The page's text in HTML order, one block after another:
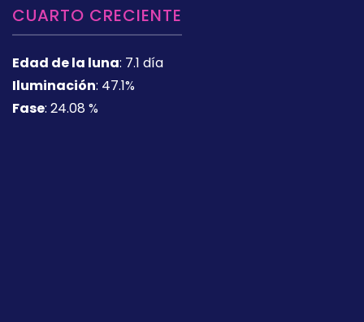
CUARTO CRECIENTE
Edad de la luna: 7.1 día
Iluminación: 47.1%
Fase: 24.08 %